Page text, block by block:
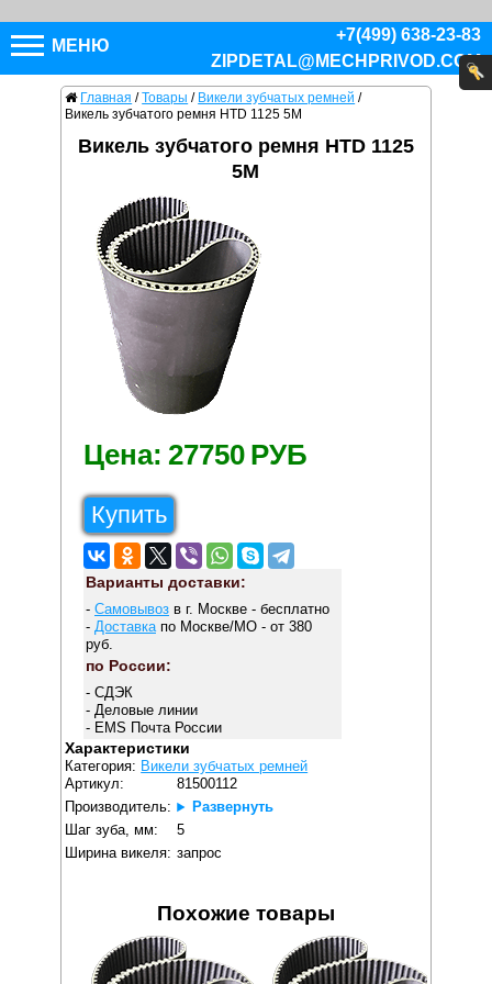
МЕНЮ
+7(499) 638-23-83
ZIPDETAL@MECHPRIVOD.COM
Главная / Товары / Викели зубчатых ремней /
Викель зубчатого ремня HTD 1125 5M
Викель зубчатого ремня HTD 1125
5M
Цена: 27750 РУБ
Купить
Варианты доставки:
- Самовывозв г. Москве - бесплатно
- Доставкапо Москве/МО - от 380
руб.
по России:
- СДЭК
- Деловые линии
- EMS Почта России
Характеристики
Категория: Викели зубчатых ремней
Артикул:
81500112
Производитель:
Развернуть
Шаг зуба, мм:
5
Ширина викеля: запрос
Похожие товары